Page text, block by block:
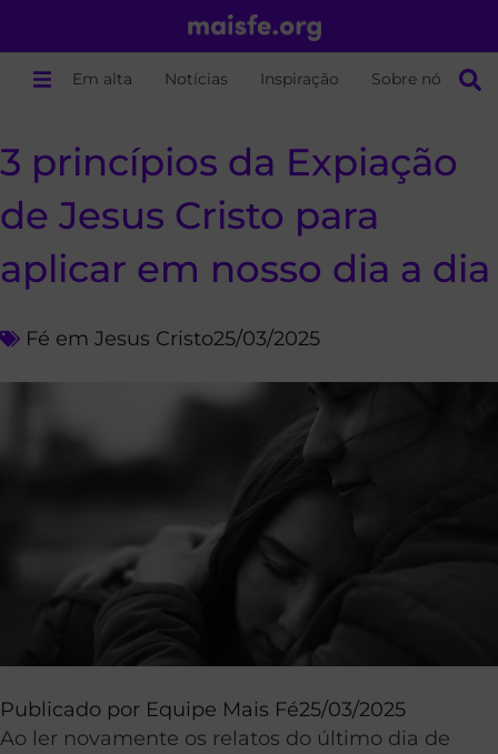
Em alta Notícias Inspiração Sobre nós
3 princípios da Expiação
de Jesus Cristo para
aplicar em nosso dia a dia
Fé em Jesus Cristo25/03/2025
Publicado por Equipe Mais Fé25/03/2025
Ao ler novamente os relatos do último dia de